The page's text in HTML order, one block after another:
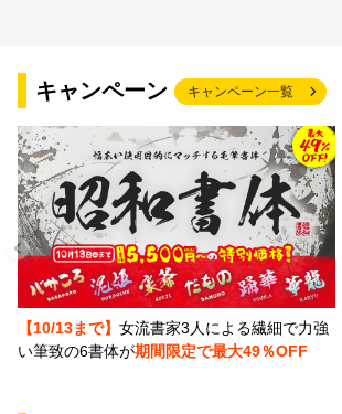
キャンペーン キャンペーン一覧
【10/13まで】 女流書家3人による繊細で力強
い筆致の6書体が期間限定で最大49％OFF